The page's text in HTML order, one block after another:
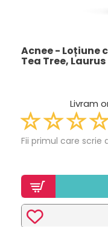
Acnee - Loțiune
Tea Tree, Laurus
Livram
Fii primul care scrie